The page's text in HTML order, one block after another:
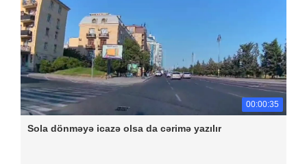
00:00:35
Sola dönməyə icazə olsa da cərimə yazılır